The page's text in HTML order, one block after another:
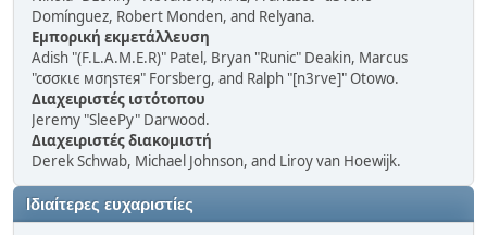
Domínguez, Robert Monden, and Relyana.
Εμπορική εκμετάλλευση
Adish "(F.L.A.M.E.R)" Patel, Bryan "Runic" Deakin, Marcus
"cσσкιє мσηѕтєя" Forsberg, and Ralph "[n3rve]" Otowo.
Διαχειριστές ιστότοπου
Jeremy "SleePy" Darwood.
Διαχειριστές διακομιστή
Derek Schwab, Michael Johnson, and Liroy van Hoewijk.
Ιδιαίτερες ευχαριστίες